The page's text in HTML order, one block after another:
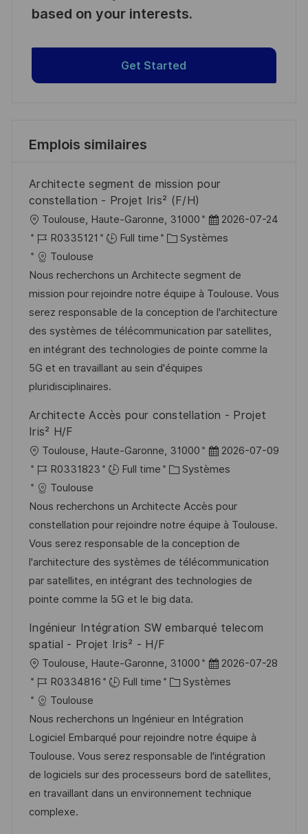
based on your interests.
Get Started
Emplois similaires
Architecte segment de mission pour
constellation - Projet Iris² (F/H)
o
c
a
l
i
s
a
t
i
n
Toulouse, Haute-Garonne, 31000
D
a
e
d
’
a
f
h
g
2026-07-24
R
é
f
é
r
e
n
c
e
u
s
t
R0335121 Full time
C
t
é
g
o
r
i
Systèmes
Toulouse
Nous recherchons un Architecte segment de
mission pour rejoindre notre équipe à Toulouse. Vous
serez responsable de la conception de l'architecture
des systèmes de télécommunication par satellites,
en intégrant des technologies de pointe comme la
5G et en travaillant au sein d'équipes
pluridisciplinaires.
Architecte Accès pour constellation - Projet
Iris² H/F
o
c
a
l
i
s
a
t
o
Toulouse, Haute-Garonne, 31000
D
a
e
d
’
a
f
c
a
2026-07-09
R
é
f
é
r
e
n
c
d
o
s
R0331823 Full time
C
t
é
g
o
r
i
Systèmes
Toulouse
Nous recherchons un Architecte Accès pour
constellation pour rejoindre notre équipe à Toulouse.
Vous serez responsable de la conception de
l'architecture des systèmes de télécommunication
par satellites, en intégrant des technologies de
pointe comme la 5G et le big data.
Ingénieur Intégration SW embarqué telecom
spatial - Projet Iris² - H/F
o
c
a
l
i
s
a
t
Toulouse, Haute-Garonne, 31000
D
a
e
d
a
f
2026-07-28
R
é
f
é
r
e
n
c
R0334816 Full time
C
t
é
g
o
r
Systèmes
Toulouse
Nous recherchons un Ingénieur en Intégration
Logiciel Embarqué pour rejoindre notre équipe à
Toulouse. Vous serez responsable de l'intégration
de logiciels sur des processeurs bord de satellites,
en travaillant dans un environnement technique
complexe.